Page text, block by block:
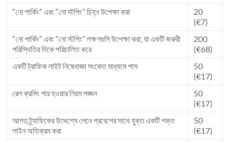
“নো পার্কিং” এবং “নো স্টপিং” চিহ্ন উপেক্ষা করা
20
(€7)
“নো পার্কিং” এবং “নো স্টপিং” লক্ষণগুলি উপেক্ষা করা, যা একটি জরুরী
পরিস্থিতির দিকে পরিচালিত করে
200
(€68)
একটি ট্রাফিক লাইট নিষেধাজ্ঞা সংকেত মাধ্যমে পাস
50
(€17)
রেল ক্রসিং পার হওয়ার নিয়ম লঙ্ঘন
50
(€17)
আগত ট্র্যাফিকের উদ্দেশ্যে লেনে প্রবেশের সাথে যুক্ত একটি শক্ত
লাইন অতিক্রম করা
50
(€17)